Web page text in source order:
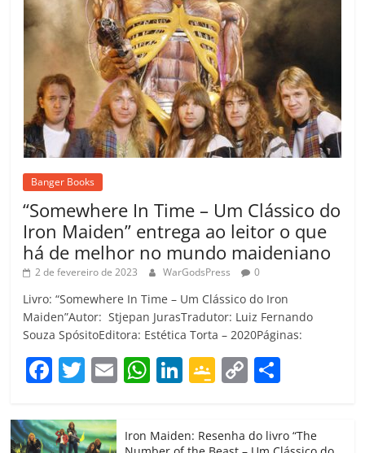
Banger Books
“Somewhere In Time – Um Clássico do
Iron Maiden” entrega ao leitor o que
há de melhor no mundo maideniano
2 de fevereiro de 2023 WarGodsPress 0
Livro: “Somewhere In Time – Um Clássico do Iron
Maiden”Autor: Stjepan JurasTradutor: Luiz Fernando
Souza SpósitoEditora: Estética Torta – 2020Páginas:
F
c
T
itt
E W
at
Li G C
p m
Iron Maiden: Resenha do livro “The